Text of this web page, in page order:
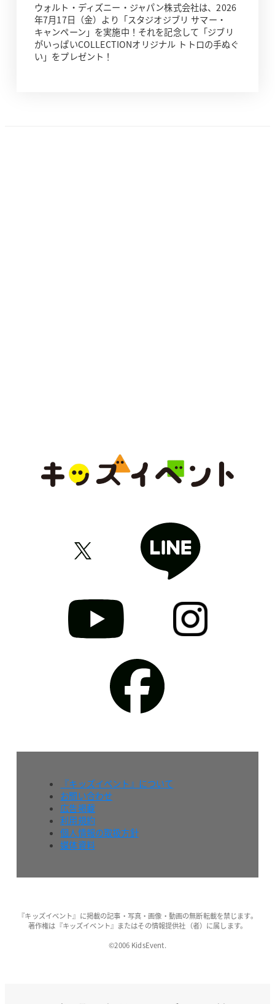
ウォルト・ディズニー・ジャパン株式会社は、2026
年7月17日（金）より「スタジオジブリ サマー・
キャンペーン」を実施中！それを記念して「ジブリ
がいっぱいCOLLECTIONオリジナル トトロの手ぬぐ
い」をプレゼント！
『キッズイベント』について
お問い合わせ
広告掲載
利用規約
個人情報の取扱方針
媒体資料
『キッズイベント』に掲載の記事・写真・画像・動画の無断転載を禁じます。
著作権は『キッズイベント』またはその情報提供社（者）に属します。
©2006 KidsEvent.